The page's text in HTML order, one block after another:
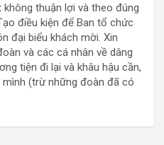
thuận lợi và theo đúng
điều kiện để Ban tổ chức
đại biểu khách mời. Xin
và các cá nhân về dâng
tiện đi lại và khâu hậu cần,
(trừ những đoàn đã có